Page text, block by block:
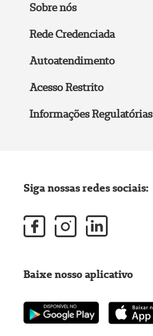
Sobre nós
Rede Credenciada
Autoatendimento
Acesso Restrito
Informações Regulatórias
Siga nossas redes sociais:
Baixe nosso aplicativo